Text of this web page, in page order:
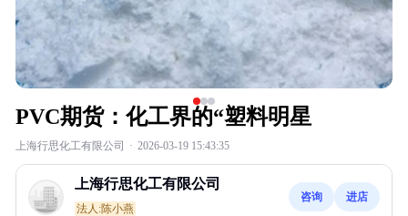
PVC期货：化工界的“塑料明星
上海行思化工有限公司 · 2026-03-19 15:43:35
上海行思化工有限公司
法人:陈小燕
咨询 进店